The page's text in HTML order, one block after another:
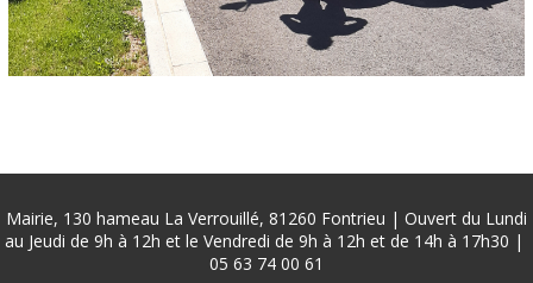
Mairie, 130 hameau La Verrouillé, 81260 Fontrieu | Ouvert du Lundi
au Jeudi de 9h à 12h et le Vendredi de 9h à 12h et de 14h à 17h30 |
05 63 74 00 61